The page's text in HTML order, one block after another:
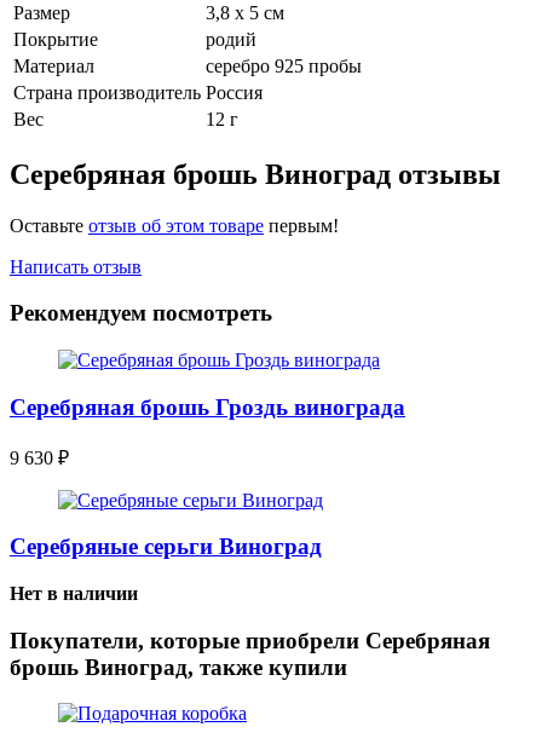
Размер
3,8 х 5 см
Покрытие
родий
Материал
серебро 925 пробы
Страна производитель Россия
Вес
12 г
Серебряная брошь Виноград отзывы
Оставьте отзыв об этом товаре первым!
Написать отзыв
Рекомендуем посмотреть
Серебряная брошь Гроздь винограда
9 630 ₽
Серебряные серьги Виноград
Нет в наличии
Покупатели, которые приобрели Серебряная
брошь Виноград, также купили